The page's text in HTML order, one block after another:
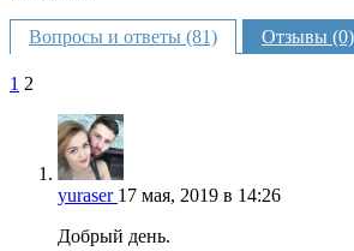
Вопросы и ответы (81) Отзывы (0)
1 2
yuraser 17 мая, 2019 в 14:26
Добрый день.